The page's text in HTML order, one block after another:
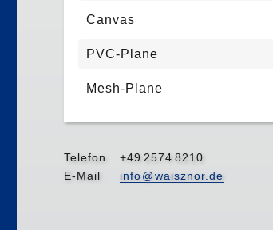
Canvas
PVC-Plane
Mesh-Plane
Telefon +492574 8210
E-Mail
info@waisznor.de